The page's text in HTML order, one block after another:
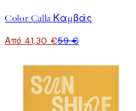
Color Calla Καμβάς
Από 41,30 €59 €